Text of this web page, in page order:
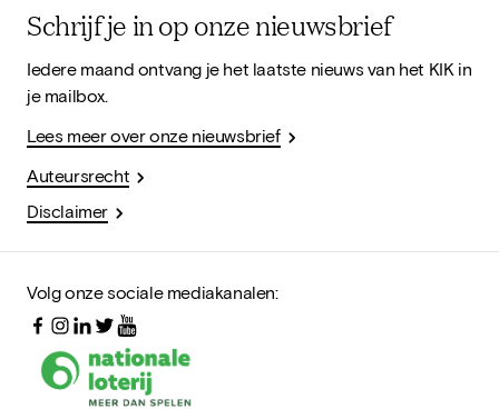
Schrijf je in op onze nieuwsbrief
Iedere maand ontvang je het laatste nieuws van het KIK in
je mailbox.
Lees meer over onze nieuwsbrief
Auteursrecht
Disclaimer
Volg onze sociale mediakanalen: